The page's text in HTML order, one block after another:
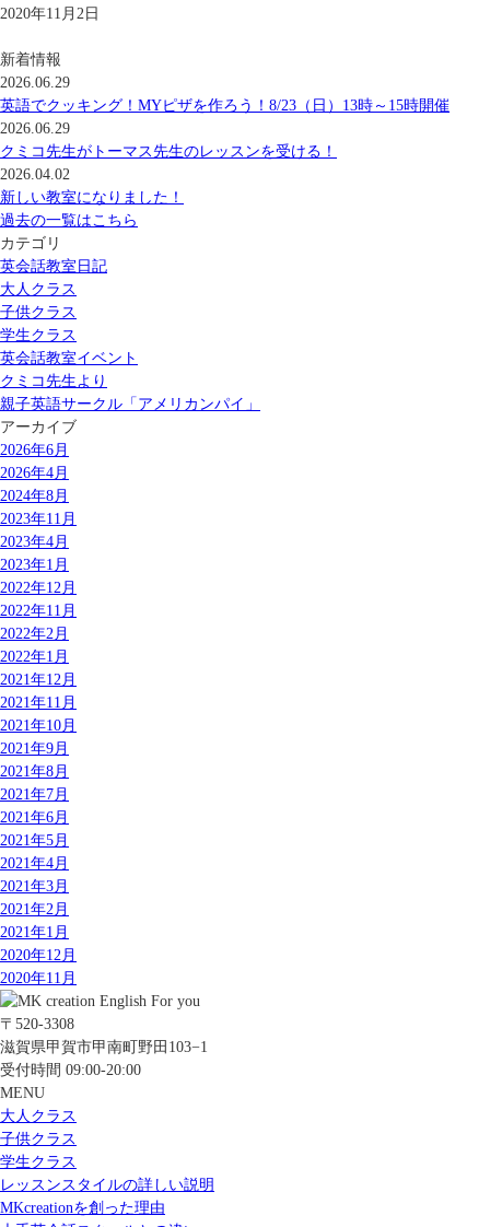
2020年11月2日
新着情報
2026.06.29
英語でクッキング！MYピザを作ろう！8/23（日）13時～15時開催
2026.06.29
クミコ先生がトーマス先生のレッスンを受ける！
2026.04.02
新しい教室になりました！
過去の一覧はこちら
カテゴリ
英会話教室日記
大人クラス
子供クラス
学生クラス
英会話教室イベント
クミコ先生より
親子英語サークル「アメリカンパイ」
アーカイブ
2026年6月
2026年4月
2024年8月
2023年11月
2023年4月
2023年1月
2022年12月
2022年11月
2022年2月
2022年1月
2021年12月
2021年11月
2021年10月
2021年9月
2021年8月
2021年7月
2021年6月
2021年5月
2021年4月
2021年3月
2021年2月
2021年1月
2020年12月
2020年11月
〒520-3308
滋賀県甲賀市甲南町野田103−1
受付時間 09:00-20:00
MENU
大人クラス
子供クラス
学生クラス
レッスンスタイルの詳しい説明
MKcreationを創った理由